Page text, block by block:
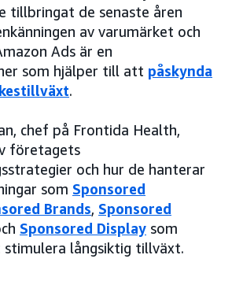
tillbringat de senaste åren
av varumärket och
Ads är en
som hjälper till att påskynda
.
chef på Frontida Health,
företagets
och hur de hanterar
som Sponsored
Brands, Sponsored
Sponsored Display som
långsiktig tillväxt.